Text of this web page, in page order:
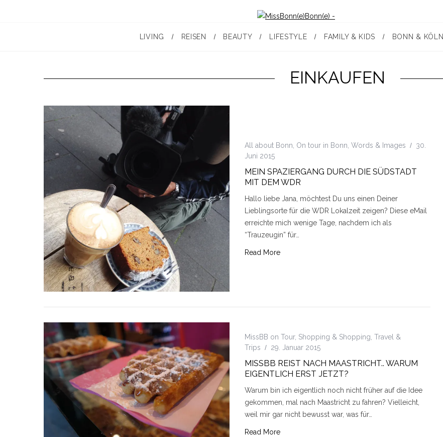
LIVING REISEN BEAUTY LIFESTYLE FAMILY & KIDS BONN & KÖLN
EINKAUFEN
All about Bonn On tour in Bonn Words & Images
30.
Juni 2015
MEIN SPAZIERGANG DURCH DIE SÜDSTADT
MIT DEM WDR
Hallo liebe Jana, möchtest Du uns einen Deiner
Lieblingsorte für die WDR Lokalzeit zeigen? Diese eMail
erreichte mich wenige Tage, nachdem ich als
“Trauzeugin” für…
Read More
MissBB on Tour, Shopping & Shopping, Travel &
Trips
29. Januar 2015
MISSBB REIST NACH MAASTRICHT.. WARUM
EIGENTLICH ERST JETZT?
Warum bin ich eigentlich noch nicht früher auf die Idee
gekommen, mal nach Maastricht zu fahren? Vielleicht,
weil mir gar nicht bewusst war, was für…
Read More